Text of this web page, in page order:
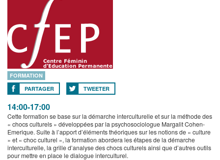
FORMATION
PARTAGER
TWEETER
14:00-17:00
Cette formation se base sur la démarche interculturelle et sur la méthode des
« chocs culturels » développées par la psychosociologue Margalit Cohen-
Emerique. Suite à l’apport d’éléments théoriques sur les notions de « culture
» et « choc culturel », la formation abordera les étapes de la démarche
interculturelle, la grille d’analyse des chocs culturels ainsi que d’autres outils
pour mettre en place le dialogue interculturel.